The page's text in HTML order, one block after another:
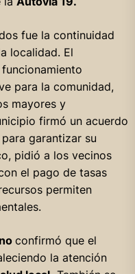
fue la continuidad
localidad. El
para la comunidad,
mayores y
firmó un acuerdo
garantizar su
pidió a los vecinos
el pago de tasas
permiten
confirmó que el
la atención